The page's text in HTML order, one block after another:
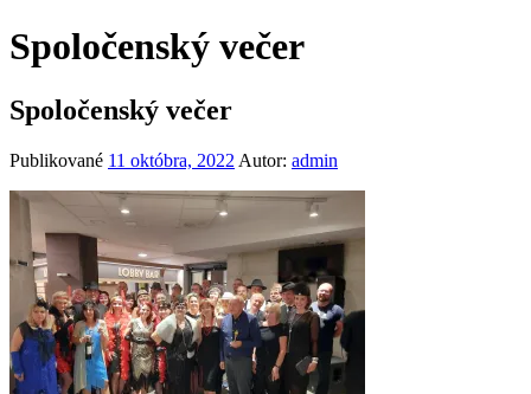
Spoločenský večer
Spoločenský večer
Publikované 11 októbra, 2022 Autor: admin